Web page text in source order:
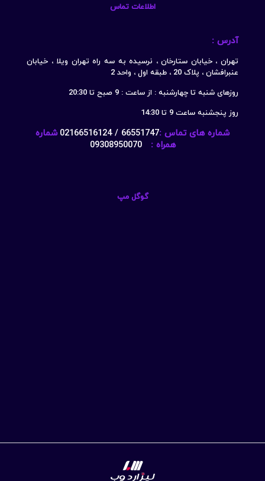
اطلاعات تماس
آدرس :
تهران ، خیابان ستارخان ، نرسیده به سه راه تهران ویلا ، خیابان
عنبرافشان ، پلاک 20 ، طبقه اول ، واحد 2
روزهای شنبه تا چهارشنبه : از ساعت : 9 صبح تا 20:30
روز پنجشنبه ساعت 9 تا 14:30
شماره های تماس :66551747 / 02166516124
شماره
همراه :
09308950070
گوگل مپ